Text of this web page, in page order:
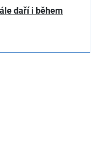
daří i během